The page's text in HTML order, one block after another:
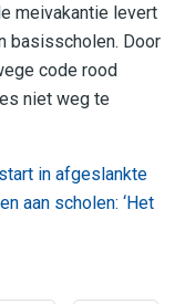
meivakantie levert
basisscholen. Door
code rood
niet weg te
in afgeslankte
aan scholen: ‘Het